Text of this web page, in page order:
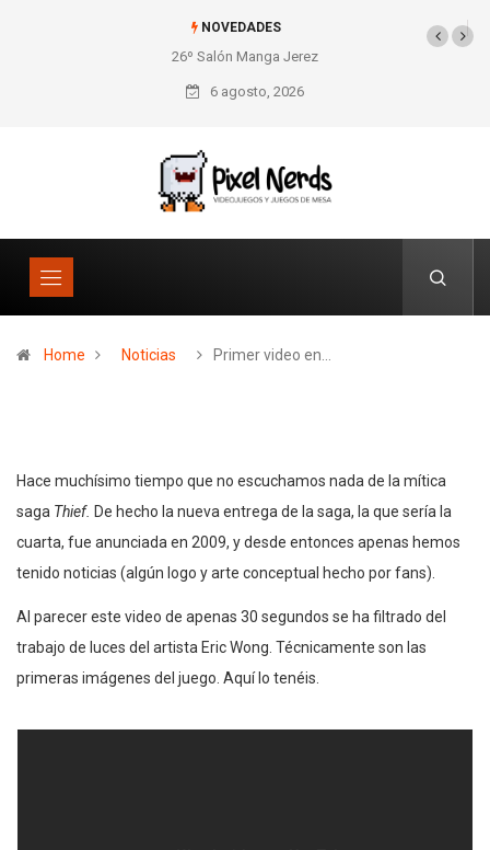
NOVEDADES
26º Salón Manga Jerez
SNES Pixel Book para
los amantes de lo retro
6 agosto, 2026
Home Noticias Primer video en…
Hace muchísimo tiempo que no escuchamos nada de la mítica
saga Thief. De hecho la nueva entrega de la saga, la que sería la
cuarta, fue anunciada en 2009, y desde entonces apenas hemos
tenido noticias (algún logo y arte conceptual hecho por fans).
Al parecer este video de apenas 30 segundos se ha filtrado del
trabajo de luces del artista Eric Wong. Técnicamente son las
primeras imágenes del juego. Aquí lo tenéis.